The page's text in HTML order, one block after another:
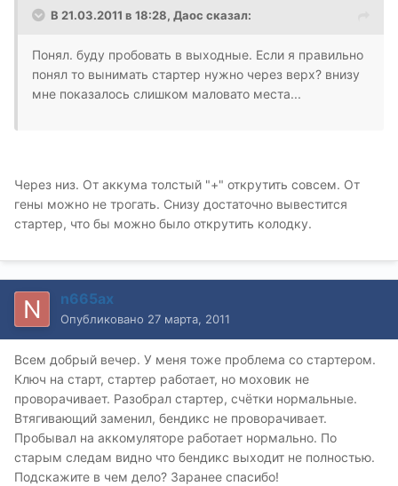
В 21.03.2011 в 18:28, Даос сказал:
Понял. буду пробовать в выходные. Если я правильно
понял то вынимать стартер нужно через верх? внизу
мне показалось слишком маловато места...
Через низ. От аккума толстый "+" открутить совсем. От
гены можно не трогать. Снизу достаточно вывестится
стартер, что бы можно было открутить колодку.
n665ax
Опубликовано 27 марта, 2011
Всем добрый вечер. У меня тоже проблема со стартером.
Ключ на старт, стартер работает, но моховик не
проворачивает. Разобрал стартер, счётки нормальные.
Втягивающий заменил, бендикс не проворачивает.
Пробывал на аккомуляторе работает нормально. По
старым следам видно что бендикс выходит не полностью.
Подскажите в чем дело? Заранее спасибо!